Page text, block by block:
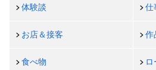
体験談 仕
お店＆接客 作
食べ物